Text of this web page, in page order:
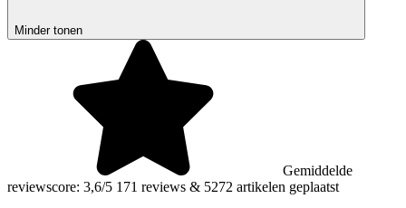
Minder tonen
Gemiddelde
reviewscore: 3,6/5 171 reviews & 5272 artikelen geplaatst